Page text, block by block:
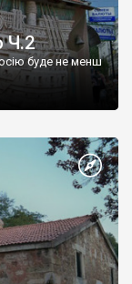
Ч.2
буде не менш